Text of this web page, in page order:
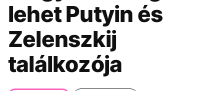
KÖZÉLET UTAZÁS
ÉLETMÓD DESIGN
BESZÉLGETÉSEK
VIDEÓ TÖRTÉNETEK
lehet Putyin és
Zelenszkij
találkozója